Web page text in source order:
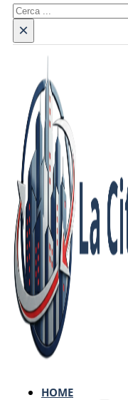
Cerca
×
HOME